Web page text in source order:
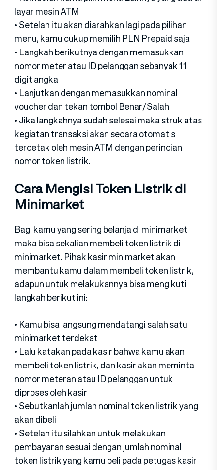
layar mesin ATM
• Setelah itu akan diarahkan lagi pada pilihan
menu, kamu cukup memilih PLN Prepaid saja
• Langkah berikutnya dengan memasukkan
nomor meter atau ID pelanggan sebanyak 11
digit angka
• Lanjutkan dengan memasukkan nominal
voucher dan tekan tombol Benar/Salah
• Jika langkahnya sudah selesai maka struk atas
kegiatan transaksi akan secara otomatis
tercetak oleh mesin ATM dengan perincian
nomor token listrik.
Cara Mengisi Token Listrik di
Minimarket
Bagi kamu yang sering belanja di minimarket
maka bisa sekalian membeli token listrik di
minimarket. Pihak kasir minimarket akan
membantu kamu dalam membeli token listrik,
adapun untuk melakukannya bisa mengikuti
langkah berikut ini:
• Kamu bisa langsung mendatangi salah satu
minimarket terdekat
• Lalu katakan pada kasir bahwa kamu akan
membeli token listrik, dan kasir akan meminta
nomor meteran atau ID pelanggan untuk
diproses oleh kasir
• Sebutkanlah jumlah nominal token listrik yang
akan dibeli
• Setelah itu silahkan untuk melakukan
pembayaran sesuai dengan jumlah nominal
token listrik yang kamu beli pada petugas kasir